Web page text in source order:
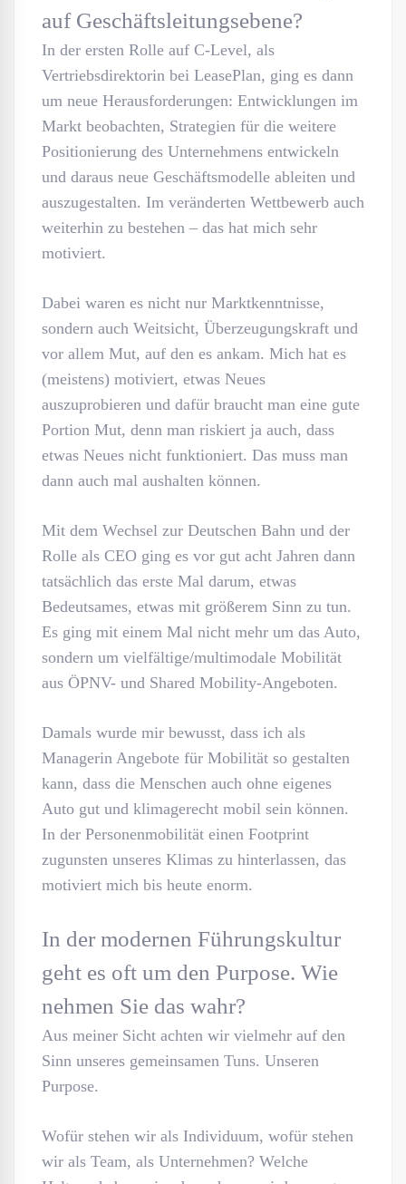
auf Geschäftsleitungsebene?
In der ersten Rolle auf C-Level, als
Vertriebsdirektorin bei LeasePlan, ging es dann
um neue Herausforderungen: Entwicklungen im
Markt beobachten, Strategien für die weitere
Positionierung des Unternehmens entwickeln
und daraus neue Geschäftsmodelle ableiten und
auszugestalten. Im veränderten Wettbewerb auch
weiterhin zu bestehen – das hat mich sehr
motiviert.
Dabei waren es nicht nur Marktkenntnisse,
sondern auch Weitsicht, Überzeugungskraft und
vor allem Mut, auf den es ankam. Mich hat es
(meistens) motiviert, etwas Neues
auszuprobieren und dafür braucht man eine gute
Portion Mut, denn man riskiert ja auch, dass
etwas Neues nicht funktioniert. Das muss man
dann auch mal aushalten können.
Mit dem Wechsel zur Deutschen Bahn und der
Rolle als CEO ging es vor gut acht Jahren dann
tatsächlich das erste Mal darum, etwas
Bedeutsames, etwas mit größerem Sinn zu tun.
Es ging mit einem Mal nicht mehr um das Auto,
sondern um vielfältige/multimodale Mobilität
aus ÖPNV- und Shared Mobility-Angeboten.
Damals wurde mir bewusst, dass ich als
Managerin Angebote für Mobilität so gestalten
kann, dass die Menschen auch ohne eigenes
Auto gut und klimagerecht mobil sein können.
In der Personenmobilität einen Footprint
zugunsten unseres Klimas zu hinterlassen, das
motiviert mich bis heute enorm.
In der modernen Führungskultur
geht es oft um den Purpose. Wie
nehmen Sie das wahr?
Aus meiner Sicht achten wir vielmehr auf den
Sinn unseres gemeinsamen Tuns. Unseren
Purpose.
Wofür stehen wir als Individuum, wofür stehen
wir als Team, als Unternehmen? Welche